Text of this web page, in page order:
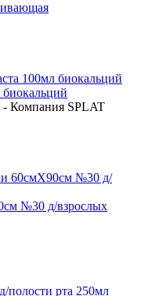
биокальций
Компания SPLAT
№30 д/взрослых